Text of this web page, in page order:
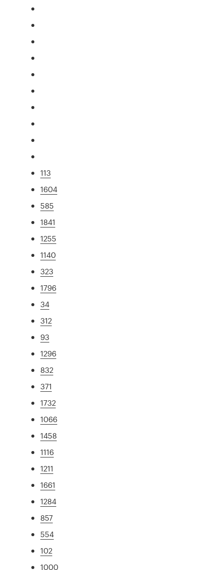
113
1604
585
1841
1255
1140
323
1796
34
312
93
1296
832
371
1732
1066
1458
1116
1211
1661
1284
857
554
102
1000